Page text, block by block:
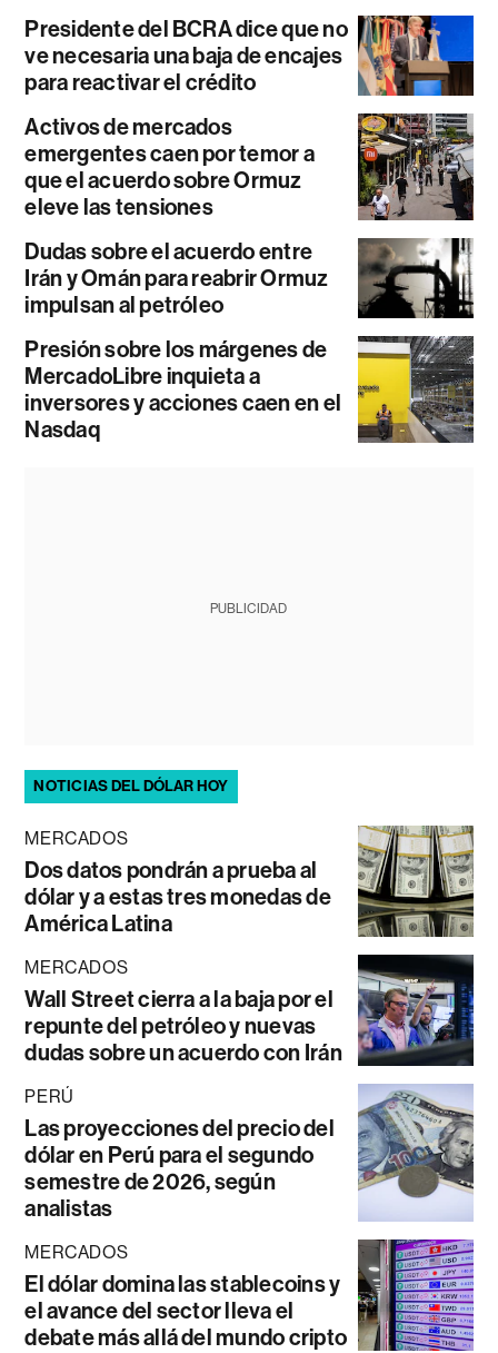
Presidente del BCRA dice que no
ve necesaria una baja de encajes
para reactivar el crédito
Activos de mercados
emergentes caen por temor a
que el acuerdo sobre Ormuz
eleve las tensiones
Dudas sobre el acuerdo entre
Irán y Omán para reabrir Ormuz
impulsan al petróleo
Presión sobre los márgenes de
MercadoLibre inquieta a
inversores y acciones caen en el
Nasdaq
PUBLICIDAD
NOTICIAS DEL DÓLAR HOY
MERCADOS
Dos datos pondrán a prueba al
dólar y a estas tres monedas de
América Latina
MERCADOS
Wall Street cierra a la baja por el
repunte del petróleo y nuevas
dudas sobre un acuerdo con Irán
PERÚ
Las proyecciones del precio del
dólar en Perú para el segundo
semestre de 2026, según
analistas
MERCADOS
El dólar domina las stablecoins y
el avance del sector lleva el
debate más allá del mundo cripto